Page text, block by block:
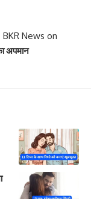
- BKR News on
अपमान